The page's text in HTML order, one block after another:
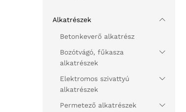
Alkatrészek
Betonkeverő alkatrész
Bozótvágó, fűkasza
alkatrészek
Elektromos szivattyú
alkatrészek
Permetező alkatrészek